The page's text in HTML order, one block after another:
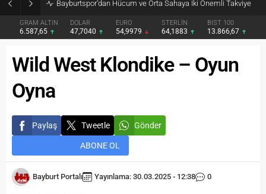
GRAM ALTIN
6.587,65
DOLAR
47,7040
EURO
54,9979
STERLİN
64,1883
BIST 100
13.866,67
Wild West Klondike – Oyun
Oyna
Paylaş Tweetle Gönder
ABONE OL
Bayburt Portalı Yayınlama: 30.03.2025 - 12:38 0